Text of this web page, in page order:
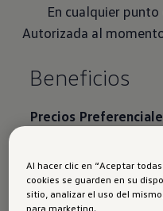
En cualquier
Autorizada al
Beneficios
Precios
al valor a pagar
porque poseen
Al hacer clic en “Aceptar
cookies se guarden en su
sitio, analizar el uso del
para marketing.